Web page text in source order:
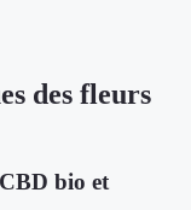
des fleurs
bio et